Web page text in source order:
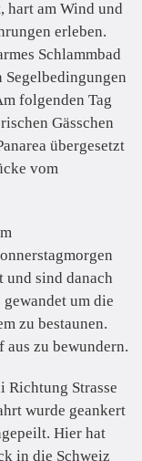
hart am Wind und
erleben.
Schlammbad
Segelbedingungen
folgenden Tag
Gässchen
übergesetzt
vom
sind danach
um die
zu bestaunen.
aus zu bewundern.
Richtung Strasse
wurde geankert
Hier hat
in die Schweiz